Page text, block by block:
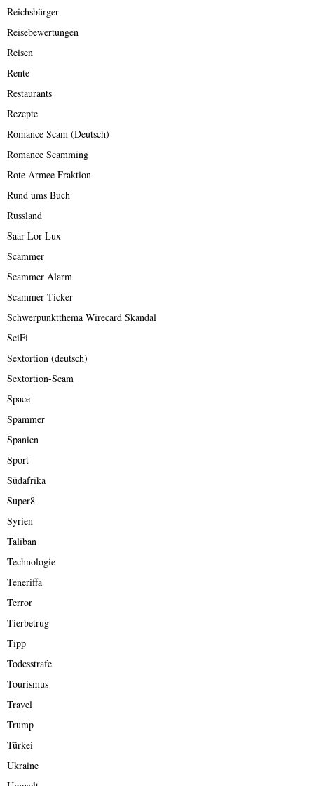
Reichsbürger
Reisebewertungen
Reisen
Rente
Restaurants
Rezepte
Romance Scam (Deutsch)
Romance Scamming
Rote Armee Fraktion
Rund ums Buch
Russland
Saar-Lor-Lux
Scammer
Scammer Alarm
Scammer Ticker
Schwerpunktthema Wirecard Skandal
SciFi
Sextortion (deutsch)
Sextortion-Scam
Space
Spammer
Spanien
Sport
Südafrika
Super8
Syrien
Taliban
Technologie
Teneriffa
Terror
Tierbetrug
Tipp
Todesstrafe
Tourismus
Travel
Trump
Türkei
Ukraine